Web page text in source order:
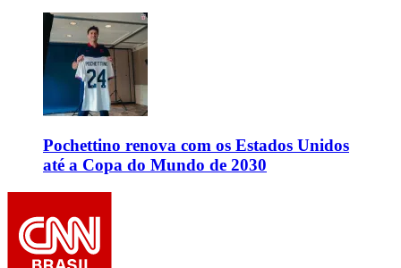
Pochettino renova com os Estados Unidos
até a Copa do Mundo de 2030